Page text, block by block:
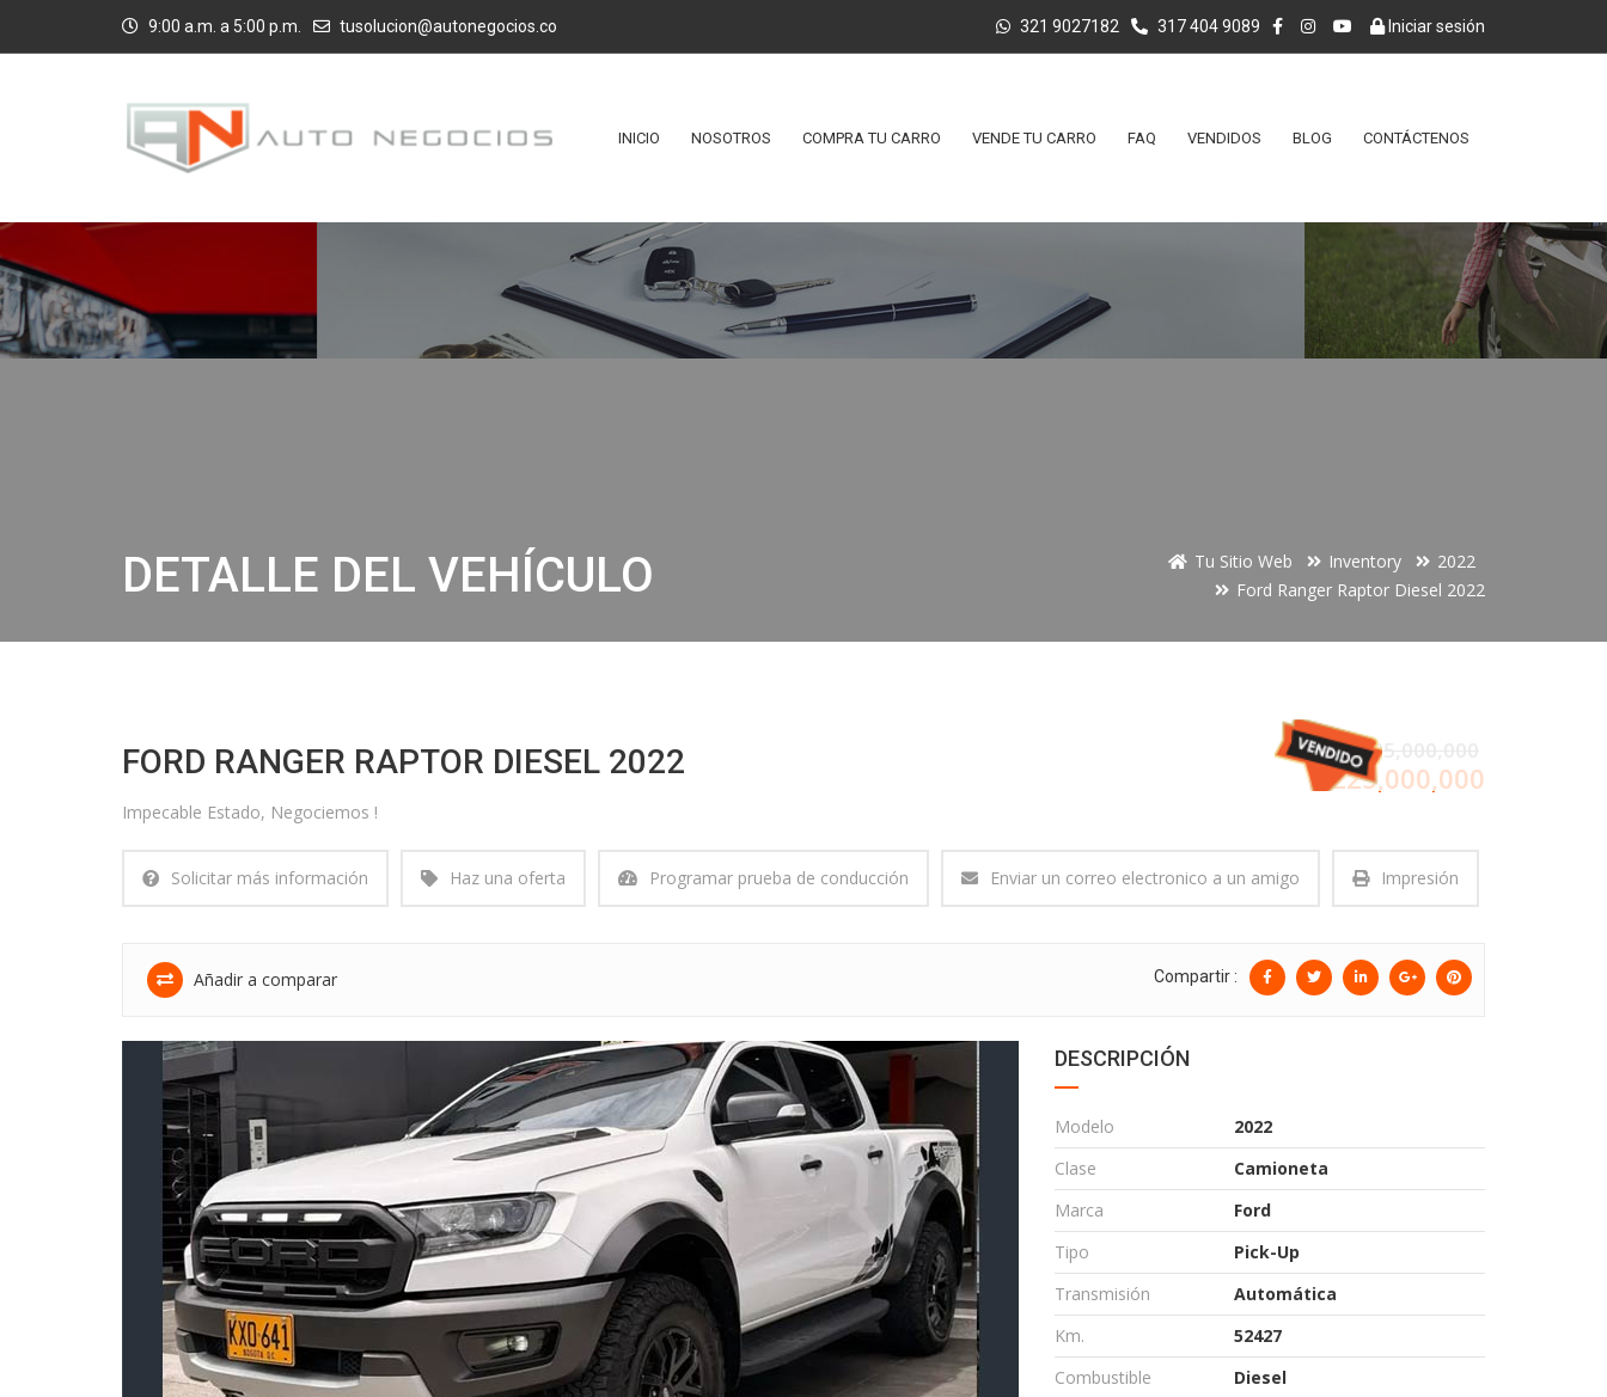
9:00 a.m. a 5:00 p.m. tusolucion@autonegocios.co 321 9027182 317 404 9089 Iniciar sesión
INICIO NOSOTROS COMPRA TU CARRO VENDE TU CARRO FAQ VENDIDOS BLOG CONTÁCTENOS
DETALLE DEL VEHÍCULO Tu Sitio Web Inventory
2022
Ford Ranger Raptor Diesel 2022
FORD RANGER RAPTOR DIESEL 2022
Impecable Estado, Negociemos !
$225,000,000
$225,000,000
Solicitar más información Haz una oferta Programar prueba de conducción Enviar un correo electronico a un amigo Impresión
Añadir a comparar Compartir :
DESCRIPCIÓN
Modelo
2022
Clase
Camioneta
Marca
Ford
Tipo
Pick-Up
Transmisión
Automática
Km.
52427
Combustible
Diesel